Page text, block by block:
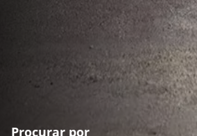
Procurar por